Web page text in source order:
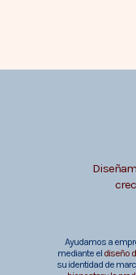
Ayudamos a
mediante el diseño
su identidad de